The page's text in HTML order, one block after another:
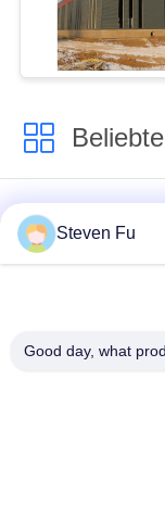
Stahlkonstruktion
LagerSteven Fu
Good day, what